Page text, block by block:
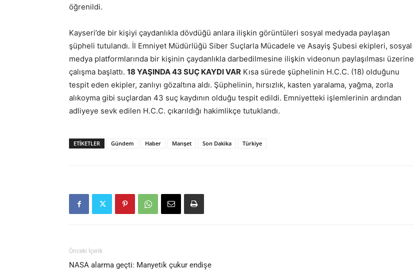
öğrenildi.
Kayseri’de bir kişiyi çaydanlıkla dövdüğü anlara ilişkin görüntüleri sosyal medyada paylaşan
şüpheli tutulandı. İl Emniyet Müdürlüğü Siber Suçlarla Mücadele ve Asayiş Şubesi ekipleri, sosyal
medya platformlarında bir kişinin çaydanlıkla darbedilmesine ilişkin videonun paylaşılması üzerine
çalışma başlattı. 18 YAŞINDA 43 SUÇ KAYDI VAR Kısa sürede şüphelinin H.C.C. (18) olduğunu
tespit eden ekipler, zanlıyı gözaltına aldı. Şüphelinin, hırsızlık, kasten yaralama, yağma, zorla
alıkoyma gibi suçlardan 43 suç kaydının olduğu tespit edildi. Emniyetteki işlemlerinin ardından
adliyeye sevk edilen H.C.C. çıkarıldığı hakimlikçe tutuklandı.
ETIKETLER Gündem Haber Manşet Son Dakika Türkiye
Önceki İçerik
NASA alarma geçti: Manyetik çukur endişe